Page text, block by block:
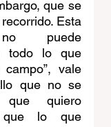
que se
Esta
no puede
todo lo que
vale
que no se
que quiero
que lo que